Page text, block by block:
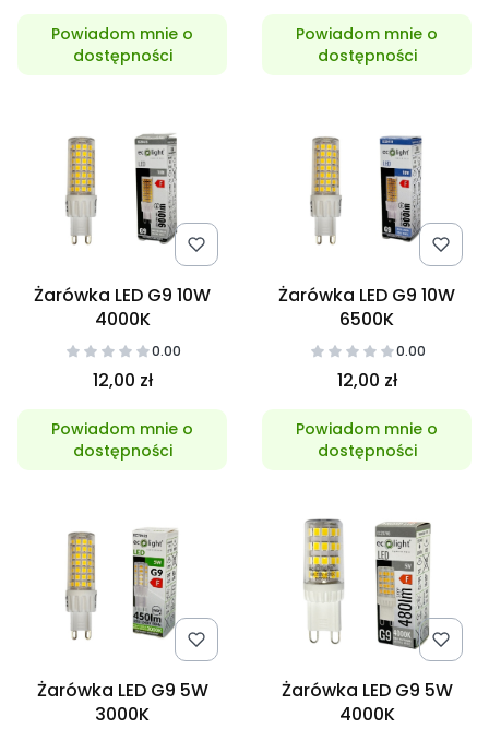
Powiadom mnie o
dostępności
Powiadom mnie o
dostępności
Żarówka LED G9 10W
4000K
0.00
12,00 zł
Powiadom mnie o
dostępności
Żarówka LED G9 10W
6500K
0.00
12,00 zł
Powiadom mnie o
dostępności
Żarówka LED G9 5W
3000K
Żarówka LED G9 5W
4000K